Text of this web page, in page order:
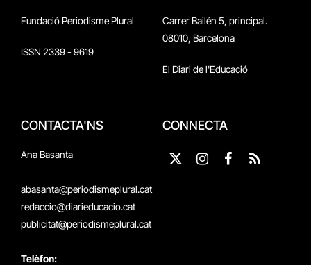
Fundació Periodisme Plural
ISSN 2339 - 9619
Carrer Bailén 5, principal.
08010, Barcelona
El Diari de l'Educació
CONTACTA'NS
Ana Basanta
abasanta@periodismeplural.cat
redaccio@diarieducacio.cat
publicitat@periodismeplural.cat
Telèfon:
CONNECTA
X
Instagram
Facebook
RSS